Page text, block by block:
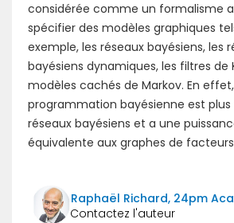
considérée comme un formalisme
spécifier des modèles graphiques
exemple, les réseaux bayésiens, les
bayésiens dynamiques, les filtres de
modèles cachés de Markov. En
programmation bayésienne est plus
réseaux bayésiens et a une
équivalente aux graphes de
Raphaël Richard, 24pm